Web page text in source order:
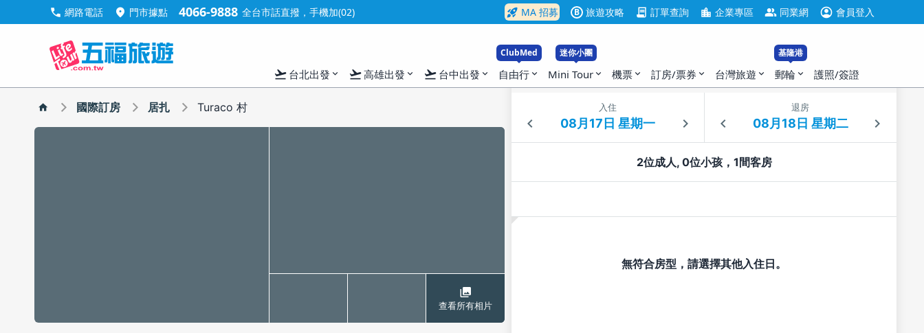
call 網路電話 location_on 門市據點 4066-9888 全台市話直撥，手機加(02) rocket_launch MA 招募 B 旅遊攻略 contract 訂單查詢 location_city 企業專區 group 同業網 account_circle 會員登入
flight_takeoff 台北出發 expand_more flight_takeoff高雄出發 expand_more flight_takeoff 台中出發 expand_more
ClubMed
自由行 expand_more
迷你小團
Mini Tour expand_more 機票 expand_more 訂房/票券 expand_more 台灣旅遊 expand_more
基隆港
郵輪 expand_more 護照/簽證
國際訂房 居扎 Turaco 村
查看所有相片
入住 退房
2位成人, 0位小孩，1間客房
無符合房型，請選擇其他入住日。